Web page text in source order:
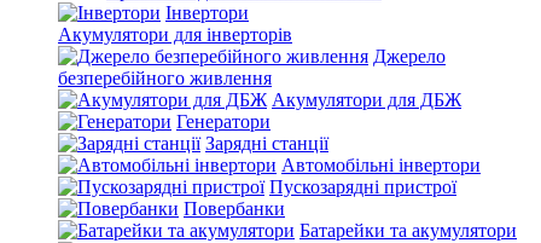
Інвертори
Акумулятори для інверторів
Джерело
безперебійного живлення
Акумулятори для ДБЖ
Генератори
Зарядні станції
Автомобільні інвертори
Пускозарядні пристрої
Повербанки
Батарейки та акумулятори